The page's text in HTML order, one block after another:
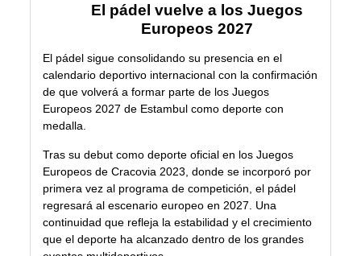
El pádel vuelve a los Juegos
Europeos 2027
El pádel sigue consolidando su presencia en el
calendario deportivo internacional con la confirmación
de que volverá a formar parte de los Juegos
Europeos 2027 de Estambul como deporte con
medalla.
Tras su debut como deporte oficial en los Juegos
Europeos de Cracovia 2023, donde se incorporó por
primera vez al programa de competición, el pádel
regresará al escenario europeo en 2027. Una
continuidad que refleja la estabilidad y el crecimiento
que el deporte ha alcanzado dentro de los grandes